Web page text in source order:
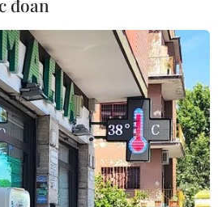
Hormuz: Đòn bẩy chiến
đoan